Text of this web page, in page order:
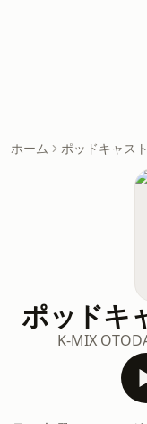
ホーム ポッドキャスト
ポッドキ
K-MIX